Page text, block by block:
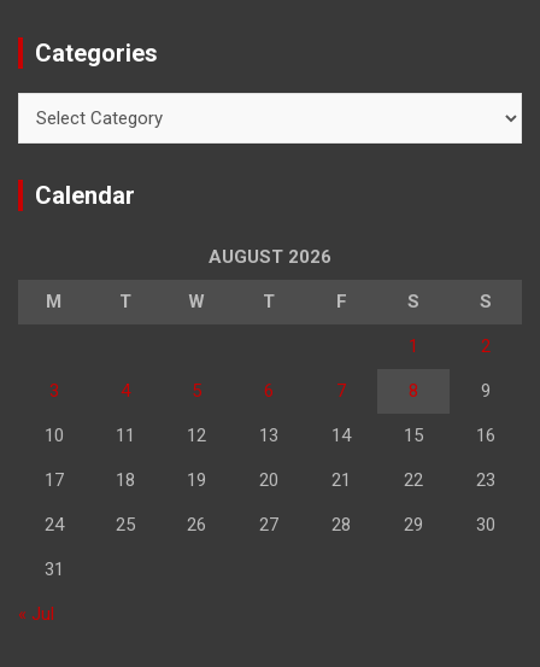
Categories
Calendar
AUGUST 2026
M T W T F S S
1 2
3 4 5 6 7 8 9
10 11 12 13 14 15 16
17 18 19 20 21 22 23
24 25 26 27 28 29 30
31
« Jul